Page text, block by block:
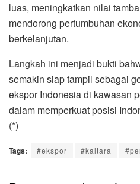
luas, meningkatkan nilai
mendorong pertumbuhan
berkelanjutan.
Langkah ini menjadi bukti
semakin siap tampil sebagai
ekspor Indonesia di kawasan
dalam memperkuat posisi
(*)
Tags: #ekspor #kaltara